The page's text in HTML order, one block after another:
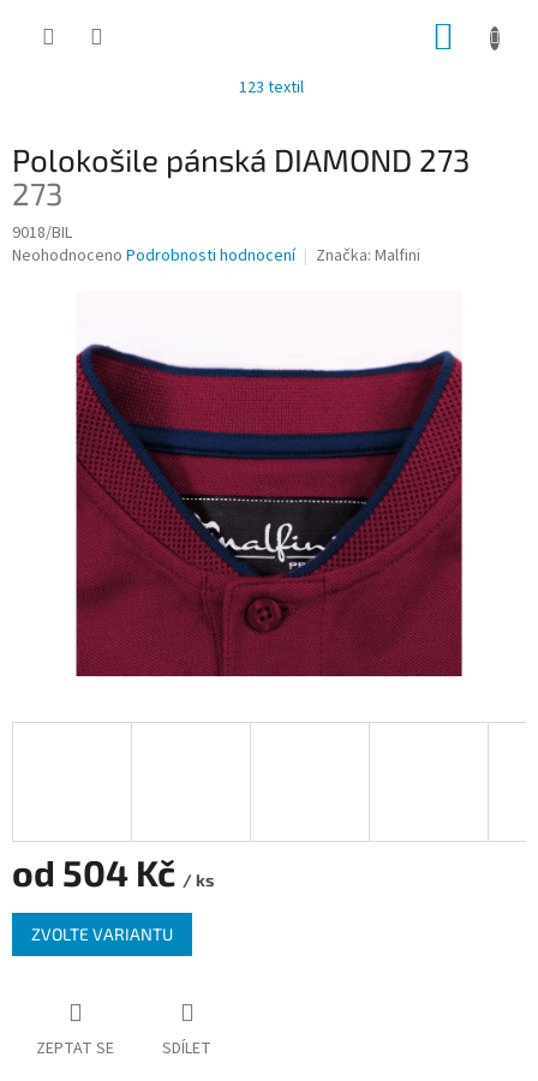
123 textil
Polokošile pánská DIAMOND 273
273
9018/BIL
Průměrné
hvězdiček.
Neohodnoceno Podrobnosti hodnocení Značka: Malfini
od 504 Kč / ks
Měrná
cena:
ZVOLTE VARIANTU
ZEPTAT SE SDÍLET